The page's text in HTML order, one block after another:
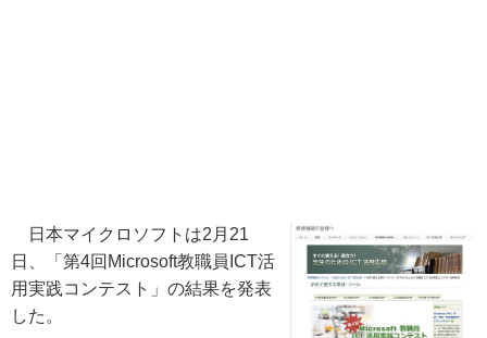
日本マイクロソフトは2月21
日、「第4回Microsoft教職員ICT活
用実践コンテスト」の結果を発表
した。